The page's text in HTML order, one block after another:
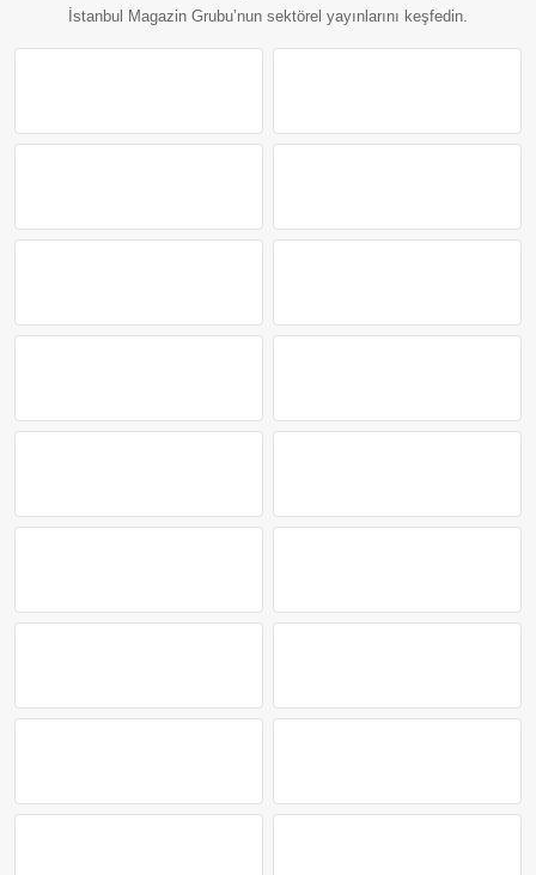
İstanbul Magazin Grubu’nun sektörel yayınlarını keşfedin.